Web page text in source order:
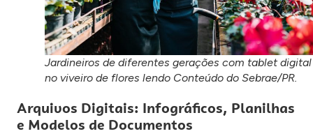
Jardineiros de diferentes gerações com tablet digital
no viveiro de flores lendo Conteúdo do Sebrae/PR.
Arquivos Digitais: Infográficos, Planilhas
e Modelos de Documentos